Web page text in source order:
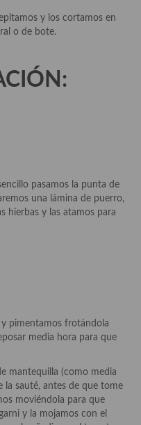
quiches y demás
AOVES
y los cortamos en
o de bote.
pasamos la punta de
una lámina de puerro,
hierbas y las atamos para
y pimentamos frotándola
media hora para que
mantequilla (como media
la sauté, antes de que tome
moviéndola para que
y la mojamos con el